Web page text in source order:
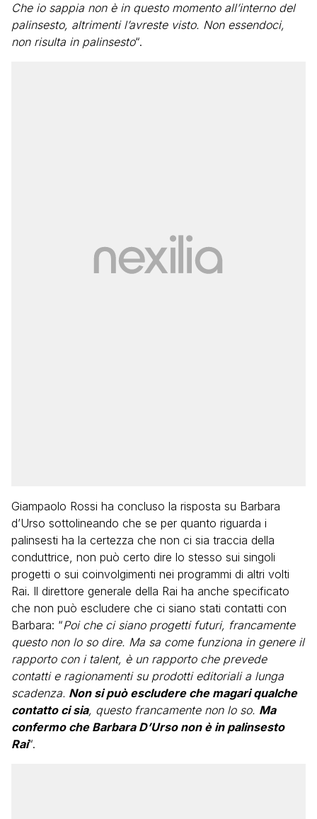
Che io sappia non è in questo momento all’interno del
palinsesto, altrimenti l’avreste visto. Non essendoci,
non risulta in palinsesto“.
Giampaolo Rossi ha concluso la risposta su Barbara
d’Urso sottolineando che se per quanto riguarda i
palinsesti ha la certezza che non ci sia traccia della
conduttrice, non può certo dire lo stesso sui singoli
progetti o sui coinvolgimenti nei programmi di altri volti
Rai. Il direttore generale della Rai ha anche specificato
che non può escludere che ci siano stati contatti con
Barbara: “Poi che ci siano progetti futuri, francamente
questo non lo so dire. Ma sa come funziona in genere il
rapporto con i talent, è un rapporto che prevede
contatti e ragionamenti su prodotti editoriali a lunga
scadenza. Non si può escludere che magari qualche
contatto ci sia, questo francamente non lo so. Ma
confermo che Barbara D’Urso non è in palinsesto
Rai“.